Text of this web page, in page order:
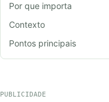
Por que importa
Contexto
Pontos principais
PUBLICIDADE